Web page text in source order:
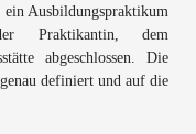
Ausbildungspraktikum
Praktikantin, dem
abgeschlossen. Die
definiert und auf die